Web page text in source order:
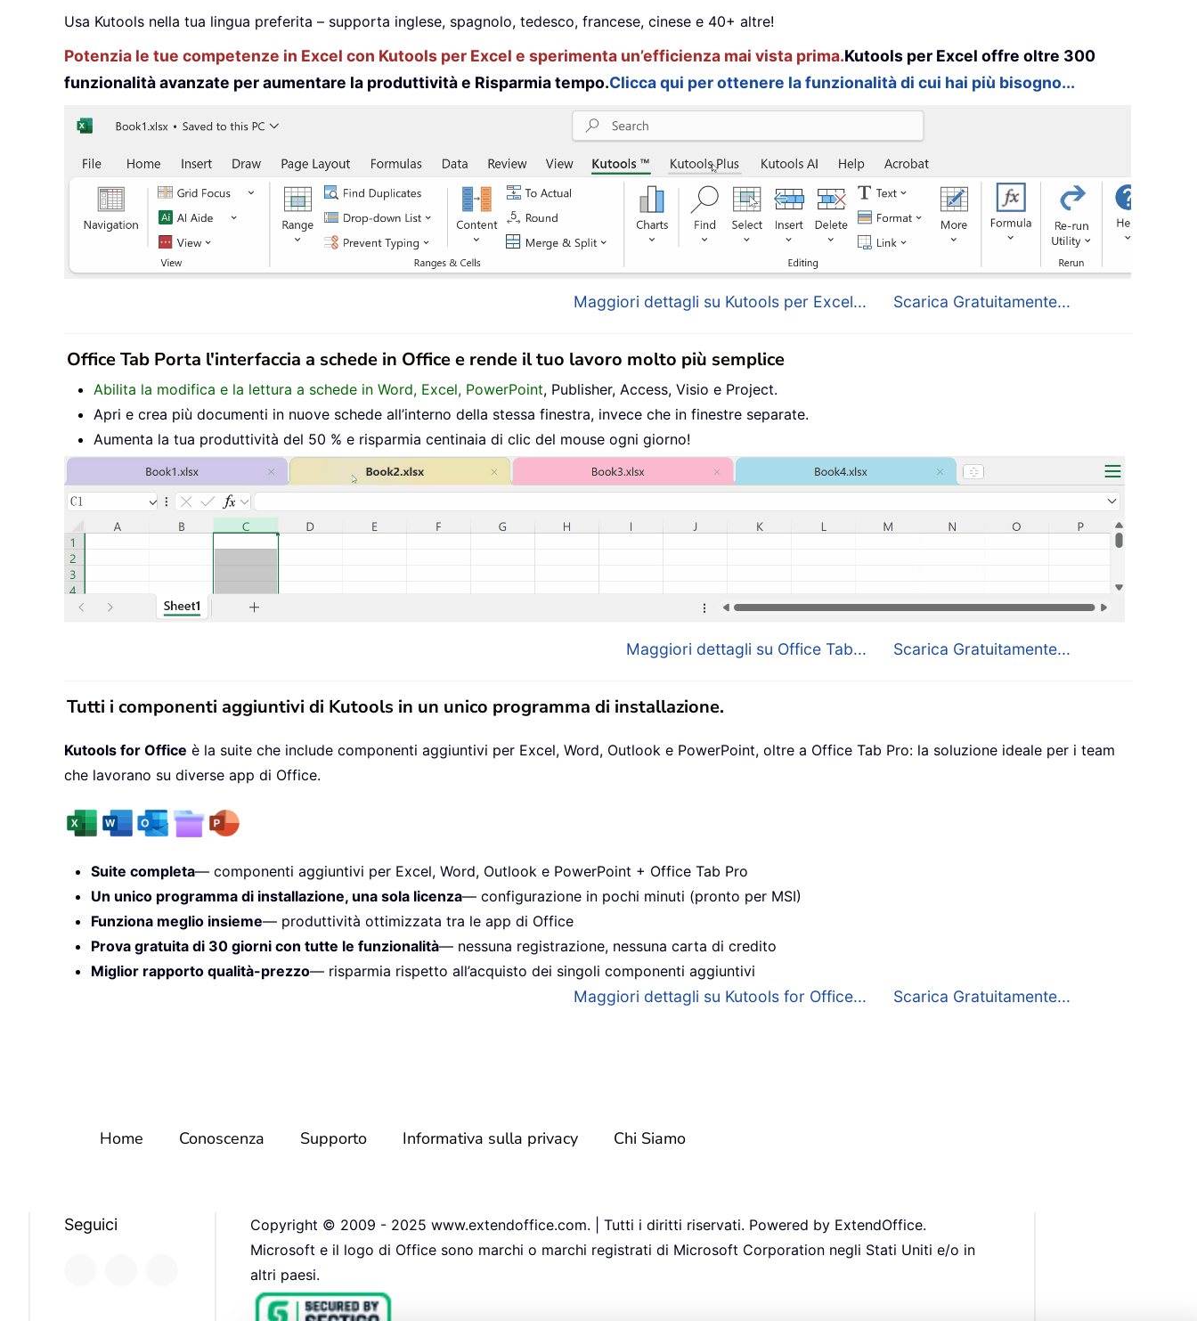
Usa Kutools nella tua lingua preferita – supporta inglese, spagnolo, tedesco, francese, cinese e 40+ altre!
Potenzia le tue competenze in Excel con Kutools per Excel e sperimenta un’efficienza mai vista prima.Kutools per Excel offre oltre 300
funzionalità avanzate per aumentare la produttività e Risparmia tempo.Clicca qui per ottenere la funzionalità di cui hai più bisogno...
Maggiori dettagli su Kutools per Excel... Scarica Gratuitamente...
Office Tab Porta l'interfaccia a schede in Office e rende il tuo lavoro molto più semplice
Abilita la modifica e la lettura a schede in Word, Excel, PowerPoint, Publisher, Access, Visio e Project.
Apri e crea più documenti in nuove schede all’interno della stessa finestra, invece che in finestre separate.
Aumenta la tua produttività del 50 % e risparmia centinaia di clic del mouse ogni giorno!
Maggiori dettagli su Office Tab... Scarica Gratuitamente...
Tutti i componenti aggiuntivi di Kutools in un unico programma di installazione.
Kutools for Office è la suite che include componenti aggiuntivi per Excel, Word, Outlook e PowerPoint, oltre a Office Tab Pro: la soluzione ideale per i team
che lavorano su diverse app di Office.
Suite completa— componenti aggiuntivi per Excel, Word, Outlook e PowerPoint + Office Tab Pro
Un unico programma di installazione, una sola licenza— configurazione in pochi minuti (pronto per MSI)
Funziona meglio insieme— produttività ottimizzata tra le app di Office
Prova gratuita di 30 giorni con tutte le funzionalità— nessuna registrazione, nessuna carta di credito
Miglior rapporto qualità-prezzo— risparmia rispetto all’acquisto dei singoli componenti aggiuntivi
Maggiori dettagli su Kutools for Office... Scarica Gratuitamente...
Home Conoscenza Supporto Informativa sulla privacy Chi Siamo
Seguici
Copyright © 2009 - 2025 www.extendoffice.com. | Tutti i diritti riservati. Powered by ExtendOffice.
Microsoft e il logo di Office sono marchi o marchi registrati di Microsoft Corporation negli Stati Uniti e/o in
altri paesi.